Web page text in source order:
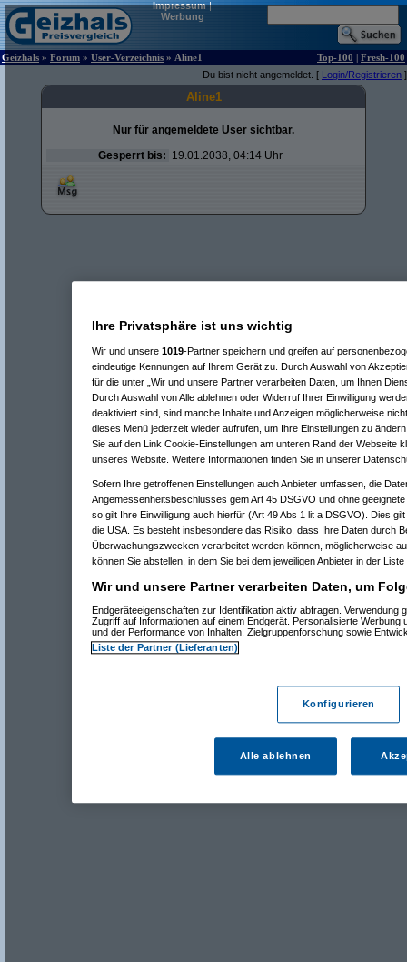
Impressum|
Werbung
Geizhals » Forum » User-Verzeichnis » Aline1 Top-100 | Fresh-100
Du bist nicht angemeldet. [ Login/Registrieren ]
Aline1
Nur für angemeldete User sichtbar.
Gesperrt bis: 19.01.2038, 04:14 Uhr
Ihre Privatsphäre ist uns wichtig
Wir und unsere 1019-Partner speichern und greifen auf
eindeutige Kennungen auf Ihrem Gerät zu. Durch Auswahl von
für die unter „Wir und unsere Partner verarbeiten Daten, um Ihnen
Durch Auswahl von Alle ablehnen oder Widerruf Ihrer Einwilligung
deaktiviert sind, sind manche Inhalte und Anzeigen möglicherweise
dieses Menü jederzeit wieder aufrufen, um Ihre Einstellungen zu
Sie auf den Link Cookie-Einstellungen am unteren Rand der Webseite
unseres Website. Weitere Informationen finden Sie in unserer
Sofern Ihre getroffenen Einstellungen auch Anbieter umfassen, die
Angemessenheitsbeschlusses gem Art 45 DSGVO und ohne
so gilt Ihre Einwilligung auch hierfür (Art 49 Abs 1 lit a DSGVO). Dies
die USA. Es besteht insbesondere das Risiko, dass Ihre Daten durch
Überwachungszwecken verarbeitet werden können, möglicherweise
können Sie abstellen, in dem Sie bei dem jeweiligen Anbieter in der
Wir und unsere Partner verarbeiten Daten, um
Endgeräteeigenschaften zur Identifikation aktiv abfragen. Verwendung
Zugriff auf Informationen auf einem Endgerät. Personalisierte Werbung
und der Performance von Inhalten, Zielgruppenforschung sowie
Liste der Partner (Lieferanten)
Konfigurieren
Alle ablehnen